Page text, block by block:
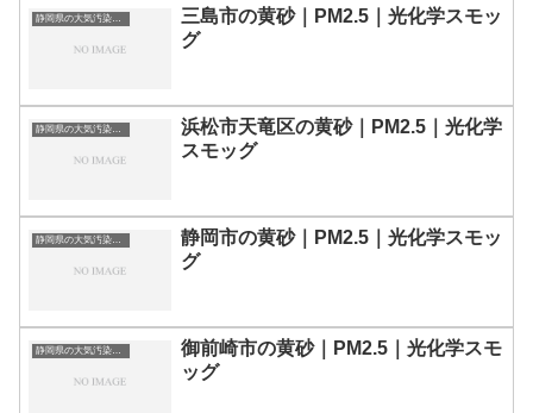
静岡県の大気汚染・PM2.5・黄砂・エアロゾルの数値
三島市の黄砂｜PM2.5｜光化学スモッ
グ
静岡県の大気汚染・PM2.5・黄砂・エアロゾルの数値
浜松市天竜区の黄砂｜PM2.5｜光化学
スモッグ
静岡県の大気汚染・PM2.5・黄砂・エアロゾルの数値
静岡市の黄砂｜PM2.5｜光化学スモッ
グ
静岡県の大気汚染・PM2.5・黄砂・エアロゾルの数値
御前崎市の黄砂｜PM2.5｜光化学スモ
ッグ